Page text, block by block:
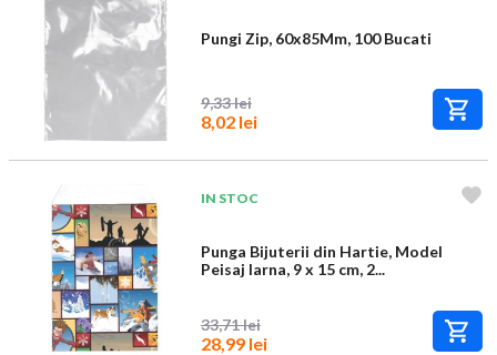
Pungi Zip, 60x85Mm, 100 Bucati
9,33 lei
8,02 lei
IN STOC
Punga Bijuterii din Hartie, Model
Peisaj Iarna, 9 x 15 cm, 2...
33,71 lei
28,99 lei